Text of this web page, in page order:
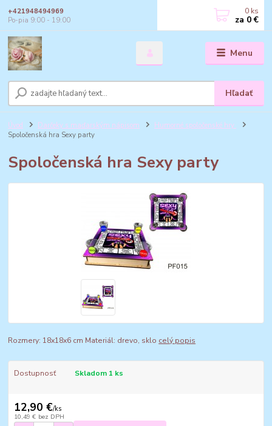
Menu
Hľadať
+421948494969
Po-pia 9:00 - 19:00
0 ks
za 0 €
Úvod Darčeky s maďarským nápisom
Humorné spoločenské hry
Spoločenská hra Sexy party
Spoločenská hra Sexy party
Rozmery: 18x18x6 cm Materiál: drevo, sklo celý popis
Dostupnosť Skladom 1 ks
12,90 €/ks
10,49 € bez DPH